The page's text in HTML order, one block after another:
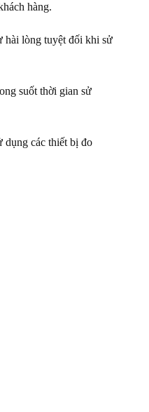
hàng.
hài lòng tuyệt đối khi sử
suốt thời gian sử
dụng các thiết bị đo